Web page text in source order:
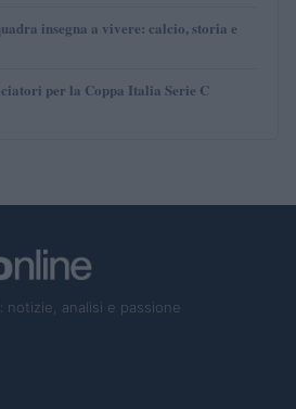
insegna a vivere: calcio, storia e
per la Coppa Italia Serie C
notizie, analisi e passione